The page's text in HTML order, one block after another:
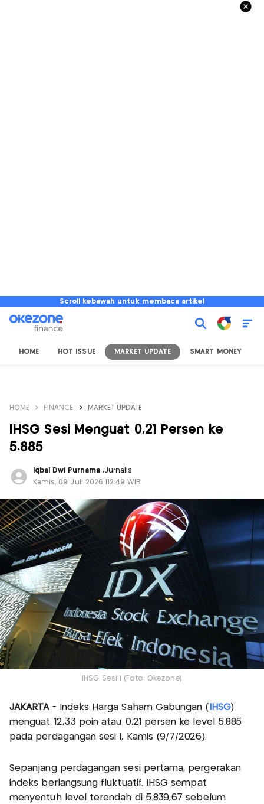
Scroll kebawah untuk membaca artikel
HOME HOT ISSUE MARKET UPDATE SMART MONEY
HOME FINANCE MARKET UPDATE
IHSG Sesi Menguat 0,21 Persen ke
5.885
Iqbal Dwi Purnama ,Jurnalis
Kamis, 09 Juli 2026 |12:49 WIB
IHSG Sesi I (Foto: Okezone)
JAKARTA- Indeks Harga Saham Gabungan ( IHSG)
menguat 12,33 poin atau 0,21 persen ke level 5.885
pada perdagangan sesi I, Kamis (9/7/2026).
Sepanjang perdagangan sesi pertama, pergerakan
indeks berlangsung fluktuatif. IHSG sempat
menyentuh level terendah di 5.839,67 sebelum